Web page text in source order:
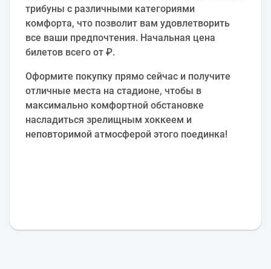
трибуны с различными категориями
комфорта, что позволит вам удовлетворить
все ваши предпочтения. Начальная цена
билетов всего от ₽.
Оформите покупку прямо сейчас и получите
отличные места на стадионе, чтобы в
максимально комфортной обстановке
насладиться зрелищным хоккеем и
неповторимой атмосферой этого поединка!